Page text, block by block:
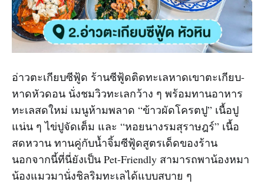
อ่าวตะเกียบซีฟู้ด ร้านซีฟู้ดติดทะเลหาดเขาตะเกียบ-
หาดหัวดอน นั่งชมวิวทะเลกว้าง ๆ พร้อมทานอาหาร
ทะเลสดใหม่ เมนูห้ามพลาด “ข้าวผัดโครตปู” เนื้อปู
แน่น ๆ ไข่ปูจัดเต็ม และ “หอยนางรมสุราษฎร์” เนื้อ
สดหวาน ทานคู่กับน้ำจิ้มซีฟู้ดสูตรเด็ดของร้าน
นอกจากนี้ที่นี่ยังเป็น Pet-Friendly สามารถพาน้องหมา
น้องแมวมานั่งชิลริมทะเลได้แบบสบาย ๆ